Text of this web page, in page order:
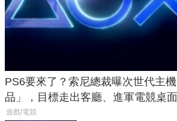
PS6要來了？索尼總裁曝次世代主
品」，目標走出客廳、進軍電競桌面
遊戲/電競